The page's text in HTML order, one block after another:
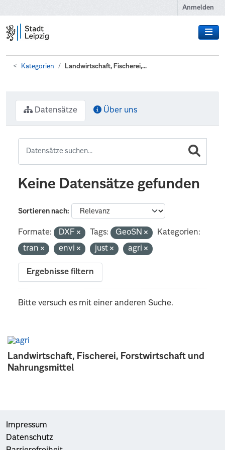
Anmelden
Kategorien Landwirtschaft, Fischerei,...
Landwirtschaft, Fischerei, Forstwirtschaft und
Nahrungsmittel
Datensätze Über uns
Keine Datensätze gefunden
Sortieren nach
Formate: DXF Tags: GeoSN
Kategorien:
tran
envi just agri
Ergebnisse filtern
Bitte versuch es mit einer anderen Suche.
Impressum
Datenschutz